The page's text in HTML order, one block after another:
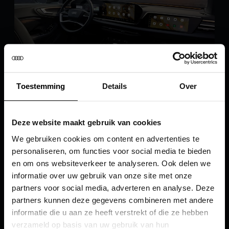
Toestemming Details Over
Deze website maakt gebruik van cookies
We gebruiken cookies om content en advertenties te
personaliseren, om functies voor social media te bieden
en om ons websiteverkeer te analyseren. Ook delen we
informatie over uw gebruik van onze site met onze
partners voor social media, adverteren en analyse. Deze
partners kunnen deze gegevens combineren met andere
informatie die u aan ze heeft verstrekt of die ze hebben
verzameld op basis van uw gebruik van hun
Themawereld
Fraaie foto's of beroemde acteurs zijn
voorbeelden van achtergrondthema's die u voor
het MMI-scherm kunt kiezen. Er zijn meer dan
tweehonderd afbeeldingen
beschikbaar. Dit
werkt rechtstreeks vanuit MMI of via de myAudi-
app1. Een mooi effect is dat het lichtpakket plus
met ambient lighting15en lichtpakket pro met
ambient lighting 15de kleursfeer automatisch op